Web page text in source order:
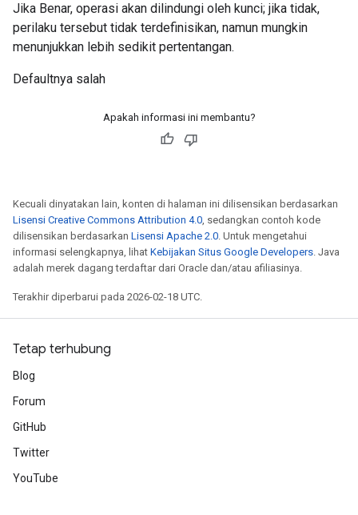
Jika Benar, operasi akan dilindungi oleh kunci; jika tidak,
perilaku tersebut tidak terdefinisikan, namun mungkin
menunjukkan lebih sedikit pertentangan.
Defaultnya salah
Apakah informasi ini membantu?
Kecuali dinyatakan lain, konten di halaman ini dilisensikan berdasarkan
Lisensi Creative Commons Attribution 4.0, sedangkan contoh kode
dilisensikan berdasarkan Lisensi Apache 2.0. Untuk mengetahui
informasi selengkapnya, lihat Kebijakan Situs Google Developers. Java
adalah merek dagang terdaftar dari Oracle dan/atau afiliasinya.
Terakhir diperbarui pada 2026-02-18 UTC.
Tetap terhubung
Blog
Forum
GitHub
Twitter
YouTube